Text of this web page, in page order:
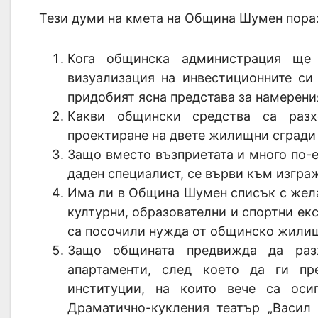
Тези думи на кмета на Община Шумен
Кога общинска администрация ще
визуализация на инвестиционните
придобият ясна представа за
Какви общински средства са
проектиране на двете жилищни сгради
Защо вместо възприетата и много
даден специалист, се върви към
Има ли в Община Шумен списък с
културни, образователни и спортни
са посочили нужда от общинско
Защо общината предвижда да
апартаменти, след което да ги
институции, на които вече са
Драматично-кукления театър